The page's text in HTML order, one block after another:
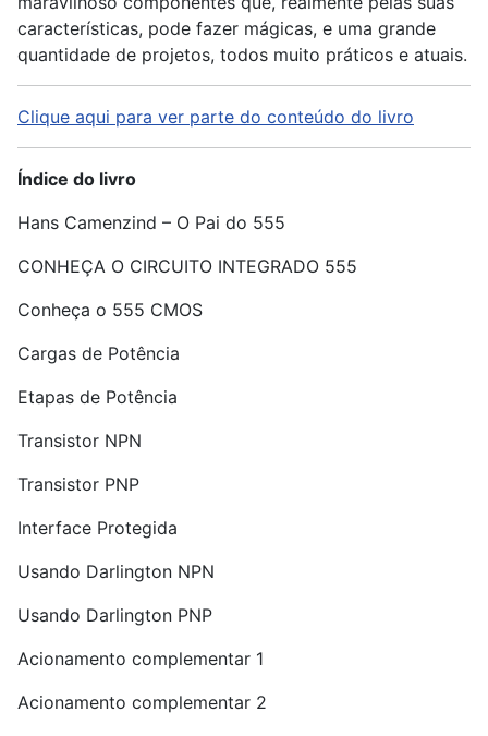
características, pode fazer mágicas, e uma grande
quantidade de projetos, todos muito práticos e atuais.
Clique aqui para ver parte do conteúdo do livro
Índice do livro
Hans Camenzind – O Pai do 555
CONHEÇA O CIRCUITO INTEGRADO 555
Conheça o 555 CMOS
Cargas de Potência
Etapas de Potência
Transistor NPN
Transistor PNP
Interface Protegida
Usando Darlington NPN
Usando Darlington PNP
Acionamento complementar 1
Acionamento complementar 2